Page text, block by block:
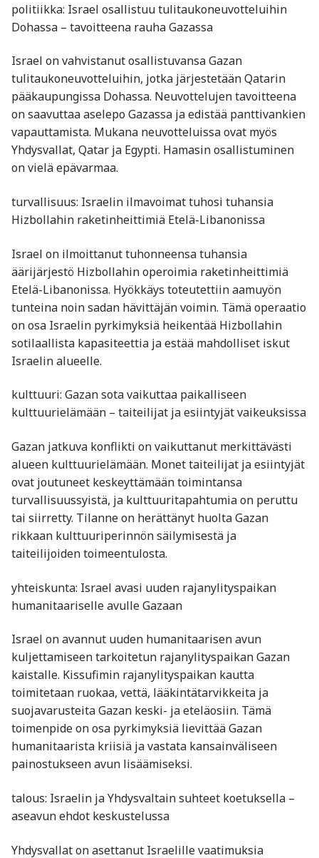
politiikka: Israel osallistuu tulitaukoneuvotteluihin
Dohassa – tavoitteena rauha Gazassa
Israel on vahvistanut osallistuvansa Gazan
tulitaukoneuvotteluihin, jotka järjestetään Qatarin
pääkaupungissa Dohassa. Neuvottelujen tavoitteena
on saavuttaa aselepo Gazassa ja edistää panttivankien
vapauttamista. Mukana neuvotteluissa ovat myös
Yhdysvallat, Qatar ja Egypti. Hamasin osallistuminen
on vielä epävarmaa.
turvallisuus: Israelin ilmavoimat tuhosi tuhansia
Hizbollahin raketinheittimiä Etelä-Libanonissa
Israel on ilmoittanut tuhonneensa tuhansia
äärijärjestö Hizbollahin operoimia raketinheittimiä
Etelä-Libanonissa. Hyökkäys toteutettiin aamuyön
tunteina noin sadan hävittäjän voimin. Tämä operaatio
on osa Israelin pyrkimyksiä heikentää Hizbollahin
sotilaallista kapasiteettia ja estää mahdolliset iskut
Israelin alueelle.
kulttuuri: Gazan sota vaikuttaa paikalliseen
kulttuurielämään – taiteilijat ja esiintyjät vaikeuksissa
Gazan jatkuva konflikti on vaikuttanut merkittävästi
alueen kulttuurielämään. Monet taiteilijat ja esiintyjät
ovat joutuneet keskeyttämään toimintansa
turvallisuussyistä, ja kulttuuritapahtumia on peruttu
tai siirretty. Tilanne on herättänyt huolta Gazan
rikkaan kulttuuriperinnön säilymisestä ja
taiteilijoiden toimeentulosta.
yhteiskunta: Israel avasi uuden rajanylityspaikan
humanitaariselle avulle Gazaan
Israel on avannut uuden humanitaarisen avun
kuljettamiseen tarkoitetun rajanylityspaikan Gazan
kaistalle. Kissufimin rajanylityspaikan kautta
toimitetaan ruokaa, vettä, lääkintätarvikkeita ja
suojavarusteita Gazan keski- ja eteläosiin. Tämä
toimenpide on osa pyrkimyksiä lievittää Gazan
humanitaarista kriisiä ja vastata kansainväliseen
painostukseen avun lisäämiseksi.
talous: Israelin ja Yhdysvaltain suhteet koetuksella –
aseavun ehdot keskustelussa
Yhdysvallat on asettanut Israelille vaatimuksia